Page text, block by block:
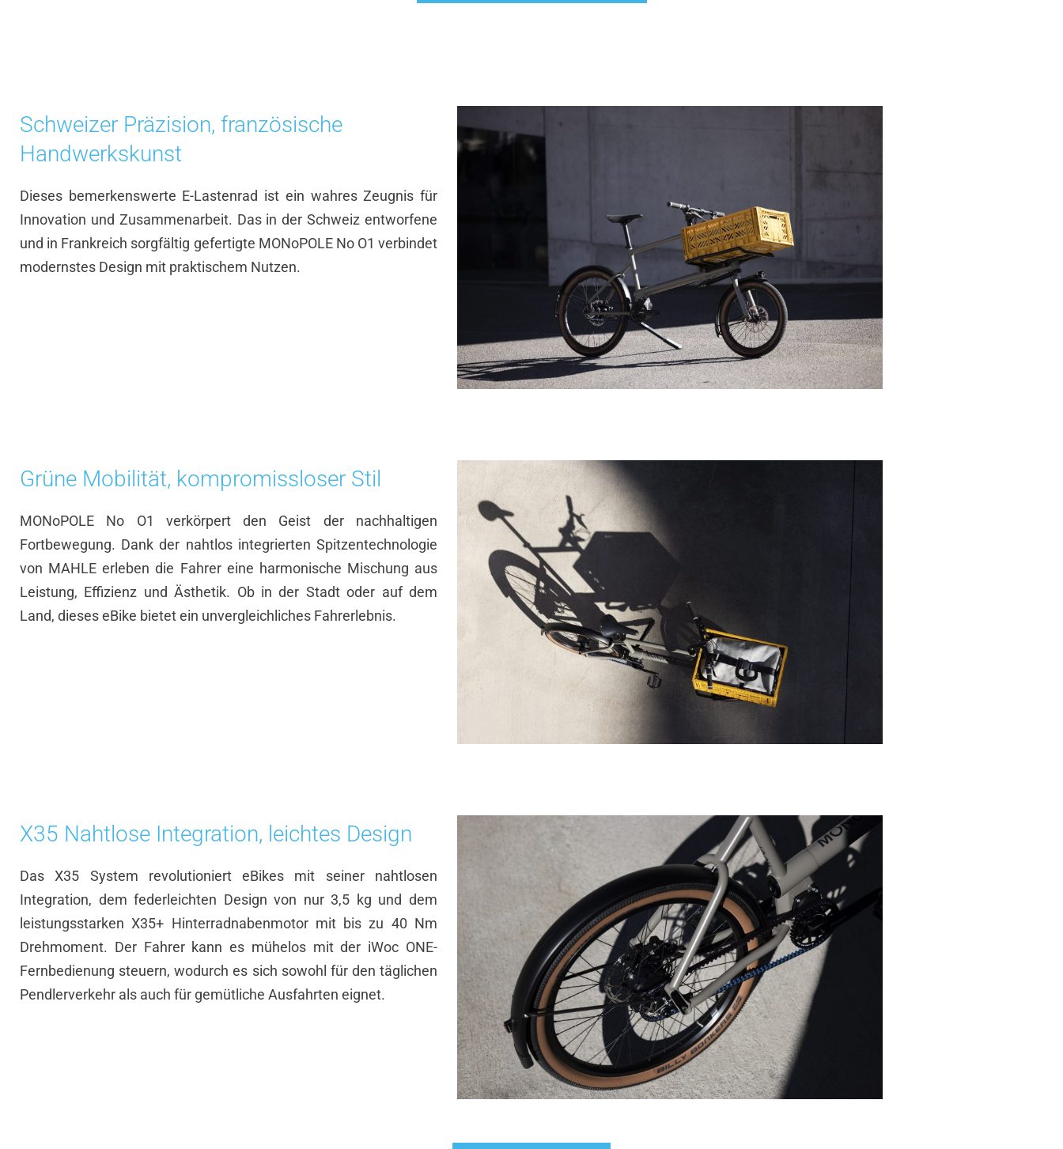
Schweizer Präzision, französische
Handwerkskunst
Dieses bemerkenswerte E-Lastenrad ist ein wahres Zeugnis für
Innovation und Zusammenarbeit. Das in der Schweiz entworfene
und in Frankreich sorgfältig gefertigte MONoPOLE No O1 verbindet
modernstes Design mit praktischem Nutzen.
Grüne Mobilität, kompromissloser Stil
MONoPOLE No O1 verkörpert den Geist der nachhaltigen
Fortbewegung. Dank der nahtlos integrierten Spitzentechnologie
von MAHLE erleben die Fahrer eine harmonische Mischung aus
Leistung, Effizienz und Ästhetik. Ob in der Stadt oder auf dem
Land, dieses eBike bietet ein unvergleichliches Fahrerlebnis.
X35 Nahtlose Integration, leichtes Design
Das X35 System revolutioniert eBikes mit seiner nahtlosen
Integration, dem federleichten Design von nur 3,5 kg und dem
leistungsstarken X35+ Hinterradnabenmotor mit bis zu 40 Nm
Drehmoment. Der Fahrer kann es mühelos mit der iWoc ONE-
Fernbedienung steuern, wodurch es sich sowohl für den täglichen
Pendlerverkehr als auch für gemütliche Ausfahrten eignet.